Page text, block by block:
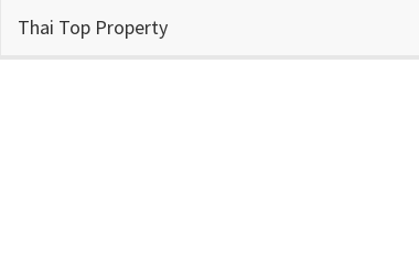
Thai Top Property